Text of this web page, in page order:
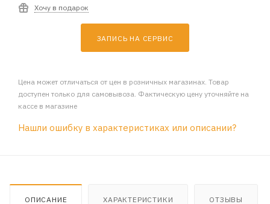
Хочу в подарок
ЗАПИСЬ НА СЕРВИС
Цена может отличаться от цен в розничных магазинах. Товар
доступен только для самовывоза. Фактическую цену уточняйте на
кассе в магазине
Нашли ошибку в характеристиках или описании?
ОПИСАНИЕ ХАРАКТЕРИСТИКИ ОТЗЫВЫ